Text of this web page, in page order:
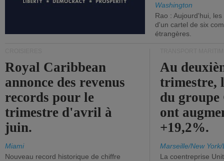
Washington
Rao : Aujourd'hui,
d'un cartel de six
étrangères.
Royal Caribbean
annonce des revenus
records pour le
trimestre d'avril à
juin.
Miami
Nouveau record historique de chiffre
Au
trimestre,
du
ont
+19,2%.
Marseille/New
La coentreprise